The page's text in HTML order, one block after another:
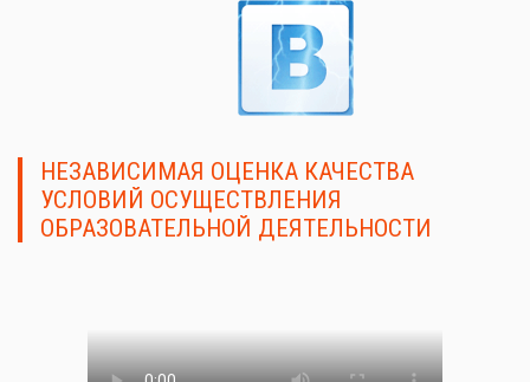
НЕЗАВИСИМАЯ ОЦЕНКА КАЧЕСТВА
УСЛОВИЙ ОСУЩЕСТВЛЕНИЯ
ОБРАЗОВАТЕЛЬНОЙ ДЕЯТЕЛЬНОСТИ